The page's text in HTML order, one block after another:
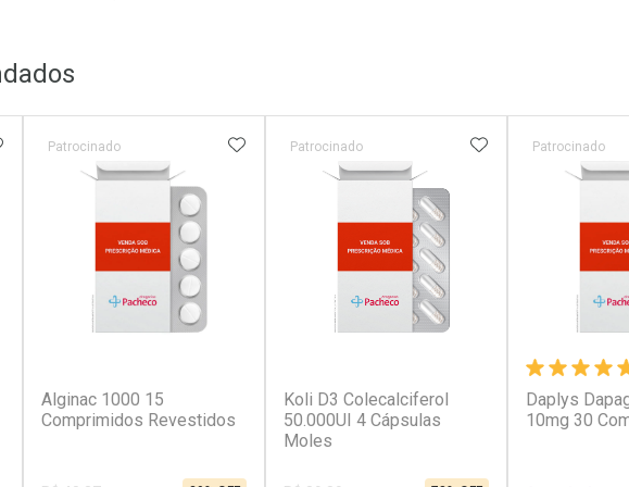
AOS FAVORITOS
Alginac 1000 15
Comprimidos Revestidos
Patrocinado ADICIONAR AOS FAVORITOS
Koli D3 Colecalciferol
50.000UI 4 Cápsulas
Moles
Patrocinado ADICIONAR AOS
Daplys
10mg 30
Patrocinado